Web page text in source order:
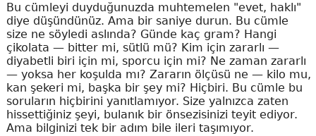
Bu cümleyi duyduğunuzda muhtemelen "evet, haklı"
diye düşündünüz. Ama bir saniye durun. Bu cümle
size ne söyledi aslında? Günde kaç gram? Hangi
çikolata — bitter mi, sütlü mü? Kim için zararlı —
diyabetli biri için mi, sporcu için mi? Ne zaman zararlı
— yoksa her koşulda mı? Zararın ölçüsü ne — kilo mu,
kan şekeri mi, başka bir şey mi? Hiçbiri. Bu cümle bu
soruların hiçbirini yanıtlamıyor. Size yalnızca zaten
hissettiğiniz şeyi, bulanık bir önsezisinizi teyit ediyor.
Ama bilginizi tek bir adım bile ileri taşımıyor.